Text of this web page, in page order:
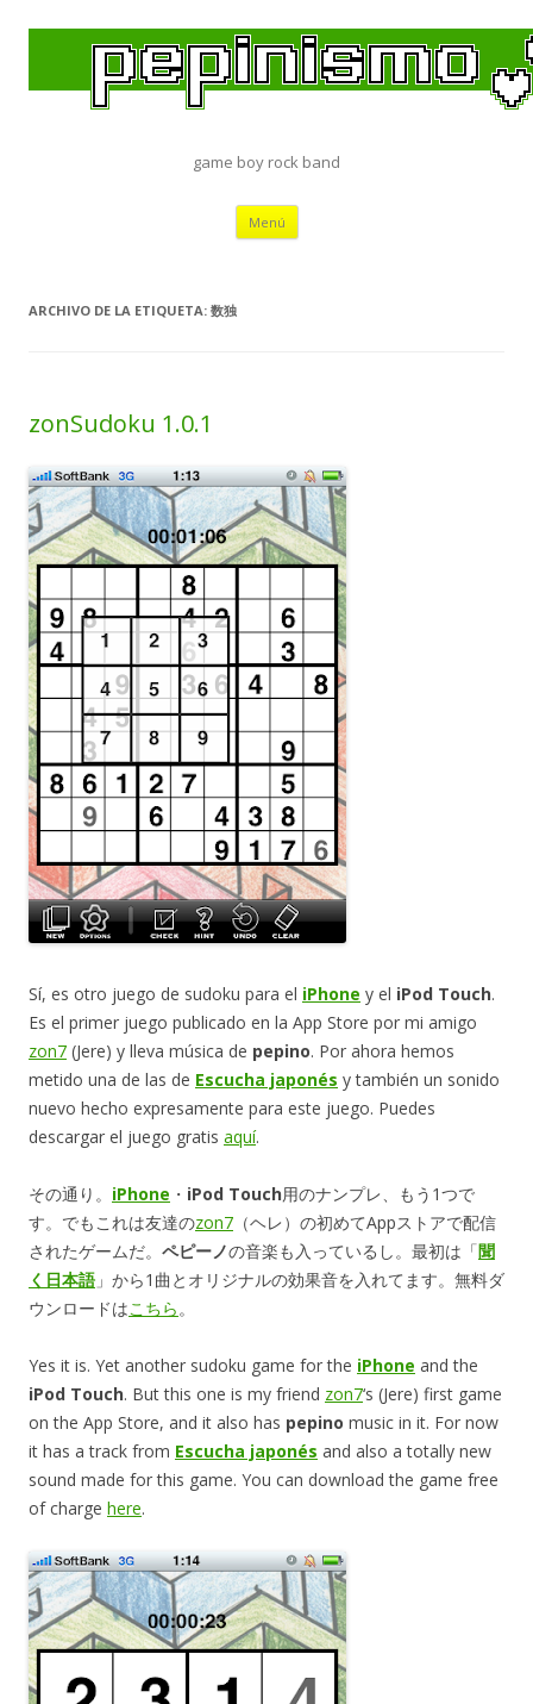
game boy rock band
Menú Saltar
contenido
ARCHIVO DE LA ETIQUETA: 数独
zonSudoku 1.0.1
Sí, es otro juego de sudoku para el iPhone y el iPod Touch.
Es el primer juego publicado en la App Store por mi amigo
zon7 (Jere) y lleva música de pepino. Por ahora hemos
metido una de las de Escucha japonés y también un sonido
nuevo hecho expresamente para este juego. Puedes
descargar el juego gratis aquí.
その通り。 iPhone ・ iPod Touch用のナンプレ、もう1つで
す。でもこれは友達のzon7 （ヘレ）の初めてAppストアで配信
されたゲームだ。 ペピーノの音楽も入っているし。最初は「聞
く日本語 」から1曲とオリジナルの効果音を入れてます。無料ダ
ウンロードはこちら。
Yes it is. Yet another sudoku game for the iPhone and the
iPod Touch. But this one is my friend zon7‘s (Jere) first game
on the App Store, and it also has pepino music in it. For now
it has a track from Escucha japonés and also a totally new
sound made for this game. You can download the game free
of charge here.